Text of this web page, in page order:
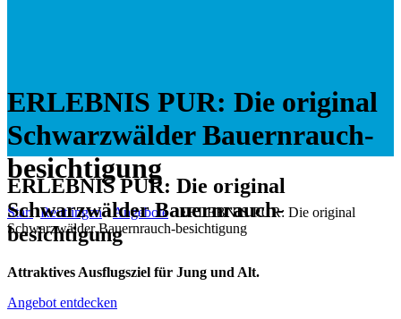
ERLEBNIS PUR: Die original
Schwarzwälder Bauernrauch-
besichtigung
Start Reutlingen Angebote
ERLEBNIS PUR: Die original
Schwarzwälder Bauernrauch-besichtigung
ERLEBNIS PUR: Die original
Schwarzwälder Bauernrauch-
besichtigung
Attraktives Ausflugsziel für Jung und Alt.
Angebot entdecken